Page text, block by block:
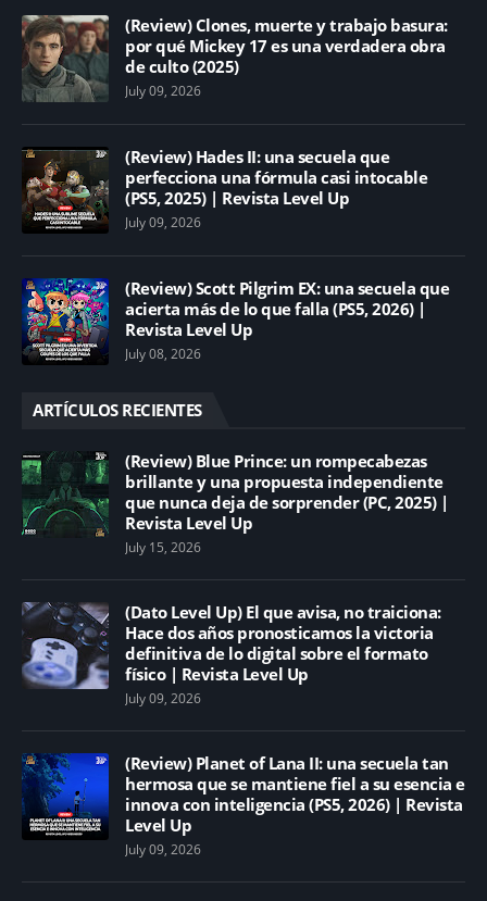
(Review) Clones, muerte y trabajo basura:
por qué Mickey 17 es una verdadera obra
de culto (2025)
July 09, 2026
(Review) Hades II: una secuela que
perfecciona una fórmula casi intocable
(PS5, 2025) | Revista Level Up
July 09, 2026
(Review) Scott Pilgrim EX: una secuela que
acierta más de lo que falla (PS5, 2026) |
Revista Level Up
July 08, 2026
ARTÍCULOS RECIENTES
(Review) Blue Prince: un rompecabezas
brillante y una propuesta independiente
que nunca deja de sorprender (PC, 2025) |
Revista Level Up
July 15, 2026
(Dato Level Up) El que avisa, no traiciona:
Hace dos años pronosticamos la victoria
definitiva de lo digital sobre el formato
físico | Revista Level Up
July 09, 2026
(Review) Planet of Lana II: una secuela tan
hermosa que se mantiene fiel a su esencia e
innova con inteligencia (PS5, 2026) | Revista
Level Up
July 09, 2026